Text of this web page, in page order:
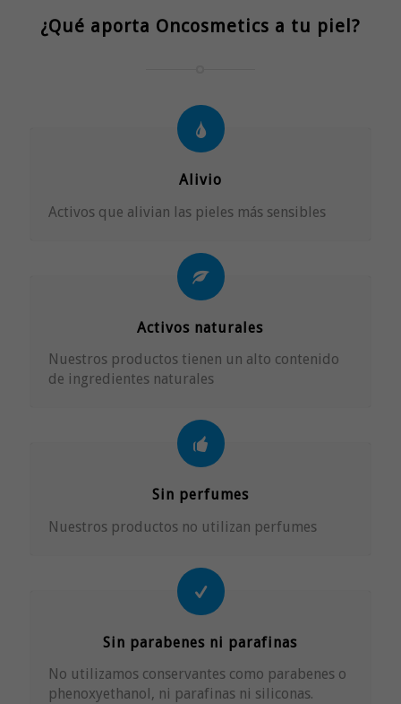
¿Qué aporta Oncosmetics a tu piel?
Alivio
Activos que alivian las pieles más sensibles
Activos naturales
Nuestros productos tienen un alto contenido
de ingredientes naturales
Sin perfumes
Nuestros productos no utilizan perfumes
Sin parabenes ni parafinas
No utilizamos conservantes como parabenes o
phenoxyethanol, ni parafinas ni siliconas.